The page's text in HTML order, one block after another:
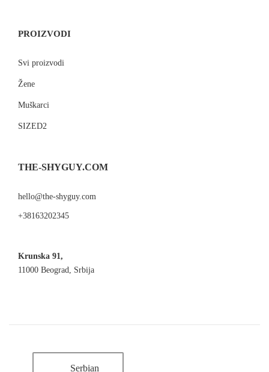
PROIZVODI
Svi proizvodi
Žene
Muškarci
SIZED2
THE-SHYGUY.COM
hello@the-shyguy.com
+38163202345
Krunska 91,
11000 Beograd, Srbija
Serbian